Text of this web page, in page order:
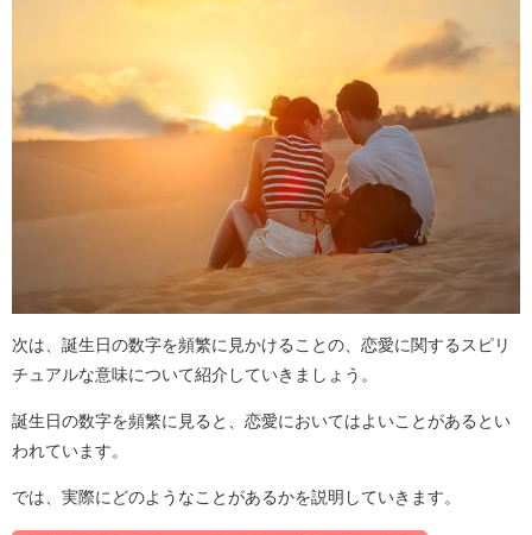
次は、誕生日の数字を頻繁に見かけることの、恋愛に関するスピリ
チュアルな意味について紹介していきましょう。
誕生日の数字を頻繁に見ると、恋愛においてはよいことがあるとい
われています。
では、実際にどのようなことがあるかを説明していきます。